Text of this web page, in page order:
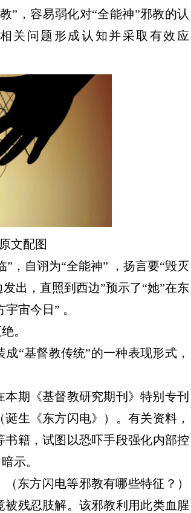
”，容易弱化对“全能神”邪教的认
关问题形成认知并采取 有效应
原文配图
”，自诩为“全能神” ， 扬言要“毁灭
发出，直照到西边”预示了“她”在东
宇宙今日” 。
。
成“基督教传统”的一种表现形式，
本期《基督教研究期刊》特别专刊
（诞生《东方闪电》 ） 。 有关资料，
书籍，试图 以恐吓手段强化内部控
示。
（东方闪电等邪教有哪些特征？ ）
残忍肢解。该邪教利用此类血腥